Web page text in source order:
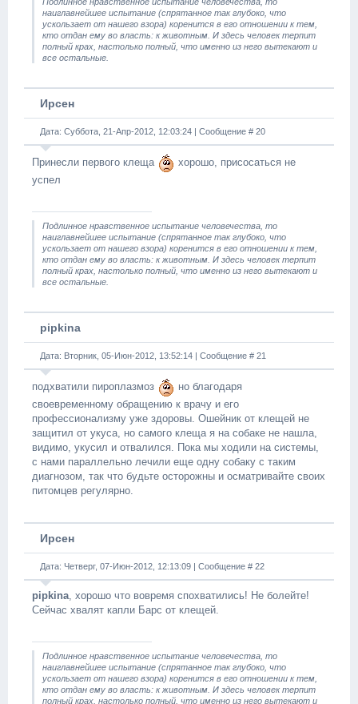
наиглавнейшее испытание (спрятанное так глубоко, что
ускользает от нашего взора) коренится в его отношении к тем,
кто отдан ему во власть: к животным. И здесь человек терпит
полный крах, настолько полный, что именно из него вытекают и
все остальные.
Ирсен
Дата: Суббота, 21-Апр-2012, 12:03:24 | Сообщение # 20
Принесли первого клеща
хорошо, присосаться не
успел
Подлинное нравственное испытание человечества, то
наиглавнейшее испытание (спрятанное так глубоко, что
ускользает от нашего взора) коренится в его отношении к тем,
кто отдан ему во власть: к животным. И здесь человек терпит
полный крах, настолько полный, что именно из него вытекают и
все остальные.
pipkina
Дата: Вторник, 05-Июн-2012, 13:52:14 | Сообщение # 21
подхватили пироплазмоз
но благодаря
своевременному обращению к врачу и его
профессионализму уже здоровы. Ошейник от клещей не
защитил от укуса, но самого клеща я на собаке не нашла,
видимо, укусил и отвалился. Пока мы ходили на системы,
с нами параллельно лечили еще одну собаку с таким
диагнозом, так что будьте осторожны и осматривайте своих
питомцев регулярно.
Ирсен
Дата: Четверг, 07-Июн-2012, 12:13:09 | Сообщение # 22
pipkina, хорошо что вовремя спохватились! Не болейте!
Сейчас хвалят капли Барс от клещей.
Подлинное нравственное испытание человечества, то
наиглавнейшее испытание (спрятанное так глубоко, что
ускользает от нашего взора) коренится в его отношении к тем,
кто отдан ему во власть: к животным. И здесь человек терпит
полный крах, настолько полный, что именно из него вытекают и